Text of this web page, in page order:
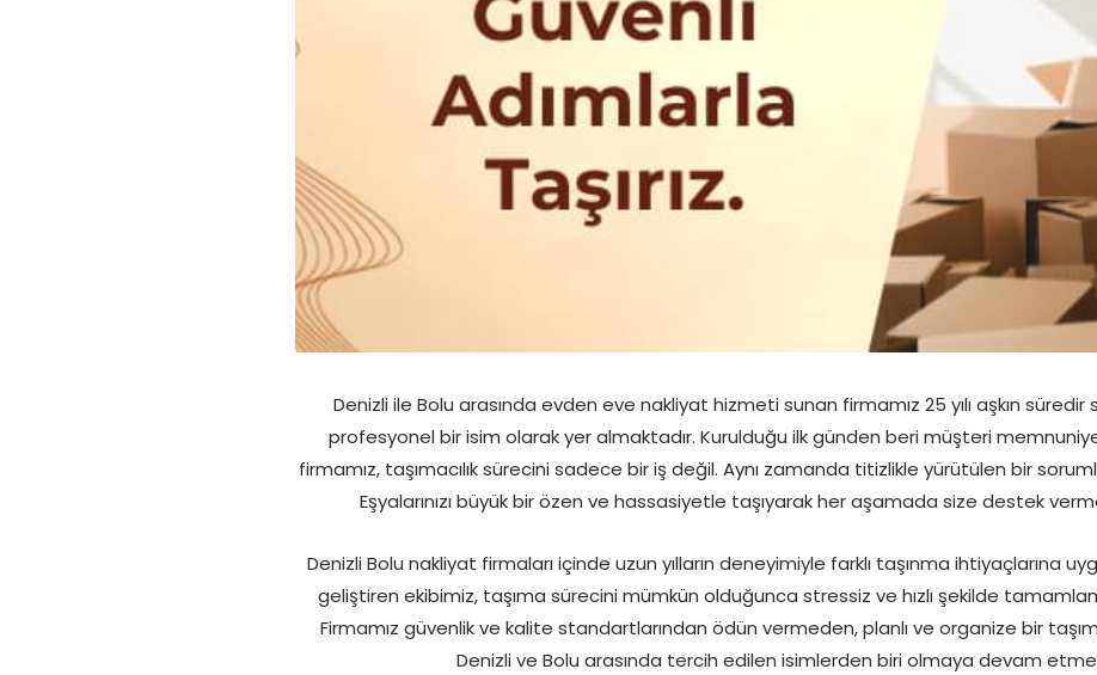
Denizli ile Bolu arasında evden eve nakliyat hizmeti sunan firmamız 25 yılı aşkın
profesyonel bir isim olarak yer almaktadır. Kurulduğu ilk günden beri müşteri
firmamız, taşımacılık sürecini sadece bir iş değil. Aynı zamanda titizlikle yürütülen bir
Eşyalarınızı büyük bir özen ve hassasiyetle taşıyarak her aşamada size destek
Denizli Bolu nakliyat firmaları içinde uzun yılların deneyimiyle farklı taşınma ihtiyaçlarına
geliştiren ekibimiz, taşıma sürecini mümkün olduğunca stressiz ve hızlı şekilde
Firmamız güvenlik ve kalite standartlarından ödün vermeden, planlı ve organize bir
Denizli ve Bolu arasında tercih edilen isimlerden biri olmaya devam